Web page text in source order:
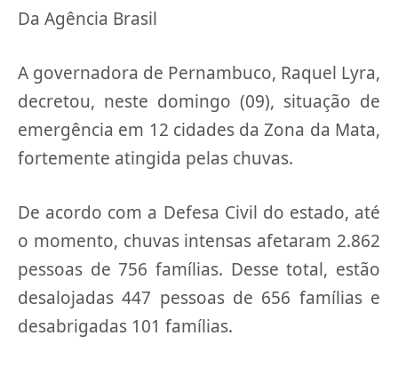
Da Agência Brasil
A governadora de Pernambuco, Raquel Lyra,
decretou, neste domingo (09), situação de
emergência em 12 cidades da Zona da Mata,
fortemente atingida pelas chuvas.
De acordo com a Defesa Civil do estado, até
o momento, chuvas intensas afetaram 2.862
pessoas de 756 famílias. Desse total, estão
desalojadas 447 pessoas de 656 famílias e
desabrigadas 101 famílias.